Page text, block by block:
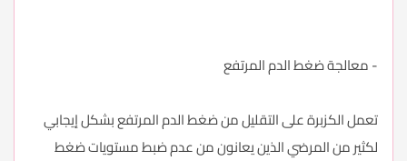
- معالجة ضغط الدم المرتفع
تعمل الكزبرة على التقليل من ضغط الدم المرتفع بشكل إيجابي
لكثير من المرضي الذين يعانون من عدم ضبط مستويات ضغط